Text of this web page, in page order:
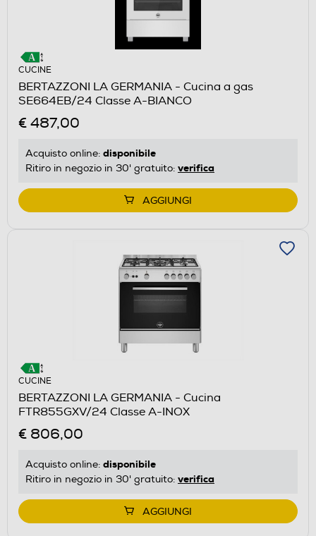
CUCINE
BERTAZZONI LA GERMANIA - Cucina a gas
SE664EB/24 Classe A-BIANCO
€ 487,00
Acquisto online: disponibile
Ritiro in negozio in 30' gratuito: verifica
AGGIUNGI
CUCINE
BERTAZZONI LA GERMANIA - Cucina
FTR855GXV/24 Classe A-INOX
€ 806,00
Acquisto online: disponibile
Ritiro in negozio in 30' gratuito: verifica
AGGIUNGI